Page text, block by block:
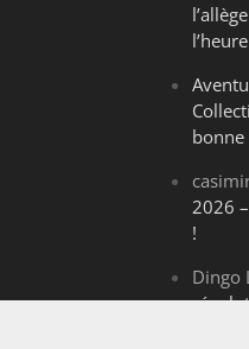
bonne
2026
!
Dingo